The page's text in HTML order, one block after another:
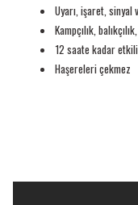
Uyarı, işaret, sinyal
Kampçılık,
12 saate kadar
Haşereleri çekmez